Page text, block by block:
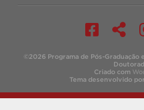
©2026 Programa de Pós-Graduação
Criado com
Tema desenvolvido por